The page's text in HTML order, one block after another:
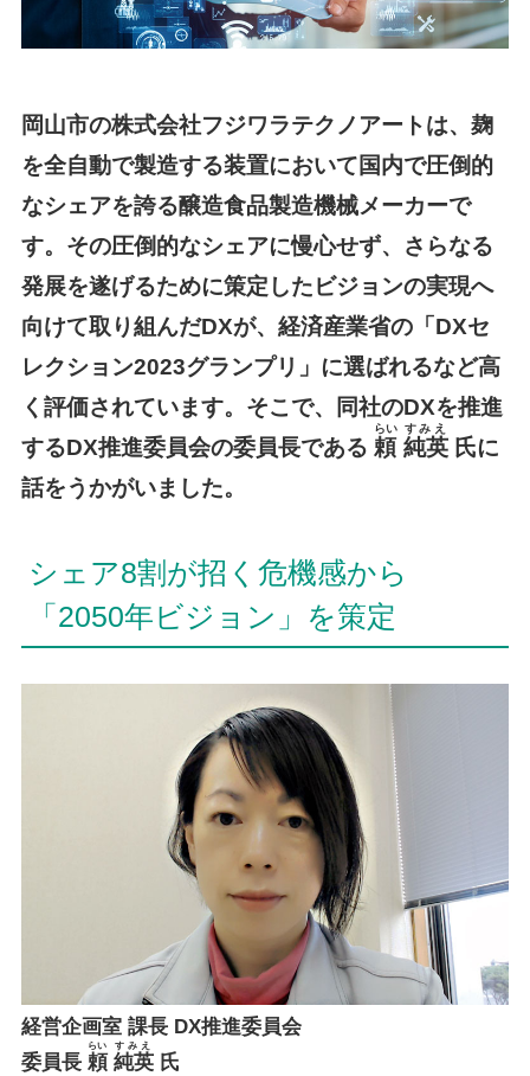
岡山市の株式会社フジワラテクノアートは、麹
を全自動で製造する装置において国内で圧倒的
なシェアを誇る醸造食品製造機械メーカーで
す。その圧倒的なシェアに慢心せず、さらなる
発展を遂げるために策定したビジョンの実現へ
向けて取り組んだDXが、経済産業省の「DXセ
レクション2023グランプリ」に選ばれるなど高
く評価されています。そこで、同社のDXを推進
するDX推進委員会の委員長である 頼
らい
純英
すみえ
氏に
話をうかがいました。
シェア8割が招く危機感から
「2050年ビジョン」を策定
経営企画室 課長 DX推進委員会
委員長 頼
らい
純英
すみえ
氏